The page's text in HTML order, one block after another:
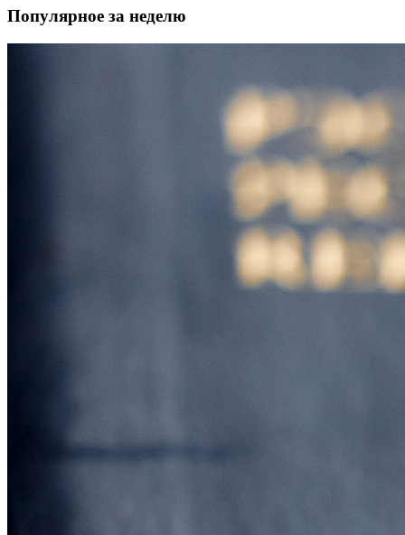
Популярное за неделю